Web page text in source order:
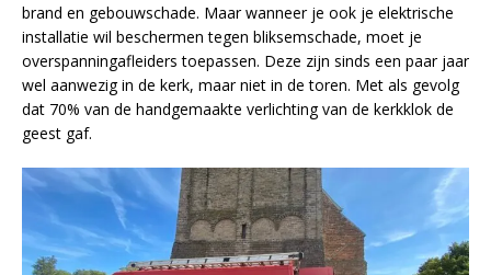
brand en gebouwschade. Maar wanneer je ook je elektrische
installatie wil beschermen tegen bliksemschade, moet je
overspanningafleiders toepassen. Deze zijn sinds een paar jaar
wel aanwezig in de kerk, maar niet in de toren. Met als gevolg
dat 70% van de handgemaakte verlichting van de kerkklok de
geest gaf.